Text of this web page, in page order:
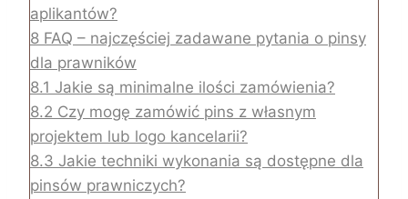
aplikantów?
8 FAQ – najczęściej zadawane pytania o pinsy
dla prawników
8.1 Jakie są minimalne ilości zamówienia?
8.2 Czy mogę zamówić pins z własnym
projektem lub logo kancelarii?
8.3 Jakie techniki wykonania są dostępne dla
pinsów prawniczych?